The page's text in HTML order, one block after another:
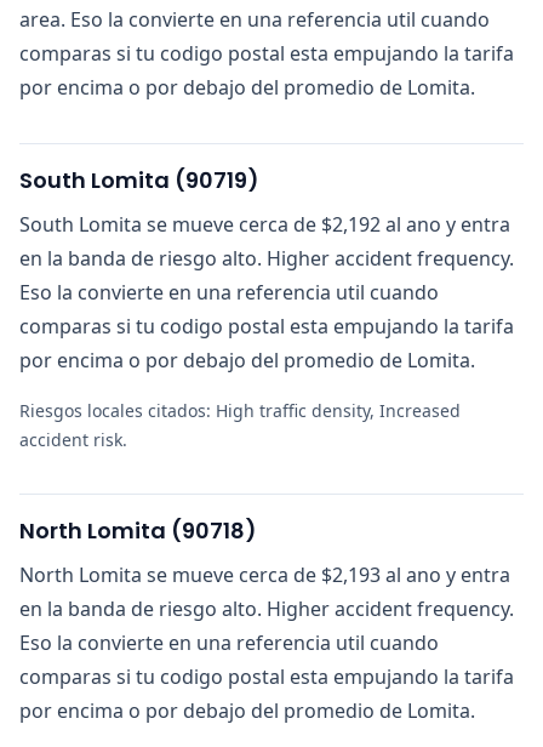
area. Eso la convierte en una referencia util cuando
comparas si tu codigo postal esta empujando la tarifa
por encima o por debajo del promedio de Lomita.
South Lomita (90719)
South Lomita se mueve cerca de $2,192 al ano y entra
en la banda de riesgo alto. Higher accident frequency.
Eso la convierte en una referencia util cuando
comparas si tu codigo postal esta empujando la tarifa
por encima o por debajo del promedio de Lomita.
Riesgos locales citados: High traffic density, Increased
accident risk.
North Lomita (90718)
North Lomita se mueve cerca de $2,193 al ano y entra
en la banda de riesgo alto. Higher accident frequency.
Eso la convierte en una referencia util cuando
comparas si tu codigo postal esta empujando la tarifa
por encima o por debajo del promedio de Lomita.